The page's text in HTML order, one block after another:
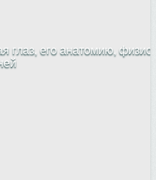
глаз, его анатомию,